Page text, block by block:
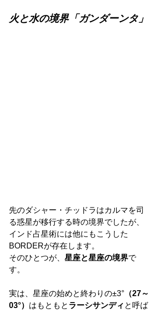
火と水の境界「ガンダーンタ」
先のダシャー・チッドラはカルマを司
る惑星が移行する時の境界でしたが、
インド占星術には他にもこうした
BORDERが存在します。
そのひとつが、 星座と星座の境界で
す。
実は、星座の始めと終わりの±3° （27～
03°） はもともと ラーシサンディ と呼ば